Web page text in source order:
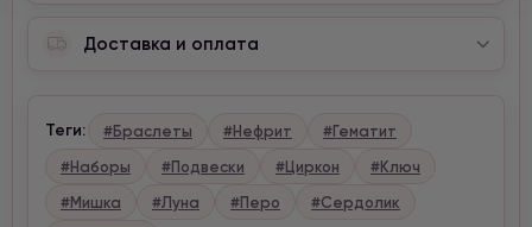
Доставка и оплата
Теги: #Браслеты #Нефрит
#Гематит
#Наборы
#Подвески #Циркон
#Ключ
#Мишка
#Луна #Перо
#Сердолик